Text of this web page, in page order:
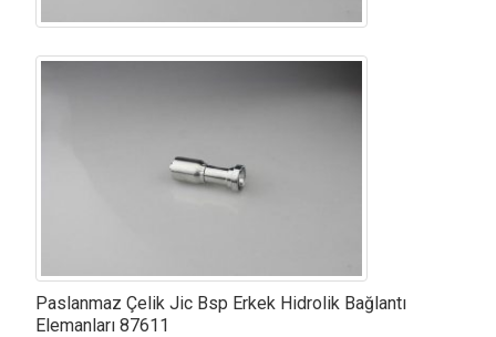
Paslanmaz Çelik Jic Bsp Erkek Hidrolik Bağlantı
Elemanları 87611